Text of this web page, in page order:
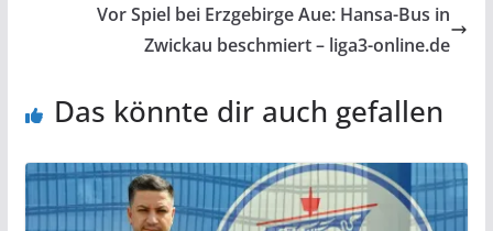
Vor Spiel bei Erzgebirge Aue: Hansa-Bus in
Zwickau beschmiert – liga3-online.de
Das könnte dir auch gefallen